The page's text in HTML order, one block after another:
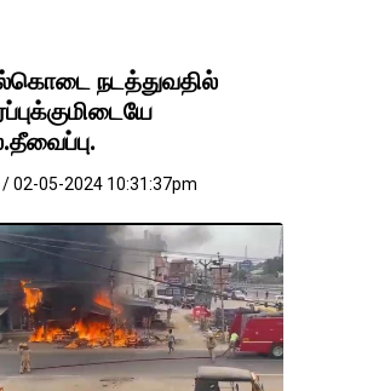
நடத்துவதில்
/ 02-05-2024 10:31:37pm